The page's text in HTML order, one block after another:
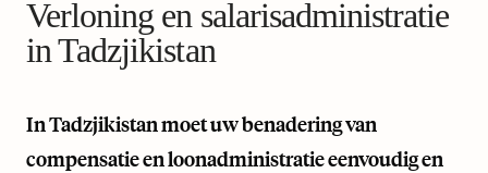
Verloning en salarisadministratie
in Tadzjikistan
In Tadzjikistan moet uw benadering van
compensatie en loonadministratie eenvoudig en